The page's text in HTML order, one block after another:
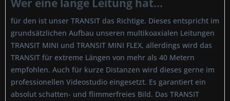
Wer eine lange Leitung hat...
für den ist unser TRANSIT das Richtige. Dieses entspricht im
grundsätzlichen Aufbau unseren multikoaxialen Leitungen
TRANSIT MINI und TRANSIT MINI FLEX, allerdings wird das
TRANSIT für extreme Längen von mehr als 40 Metern
empfohlen. Auch für kurze Distanzen wird dieses gerne im
professionellen Videostudio eingesetzt. Es garantiert ein
absolut schatten- und flimmerfreies Bild. Das TRANSIT